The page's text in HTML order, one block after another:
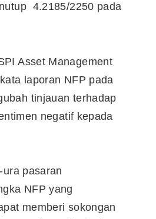
4.2185/2250 pada
Asset Management
laporan NFP pada
tinjauan terhadap
negatif kepada
pasaran
NFP yang
memberi sokongan